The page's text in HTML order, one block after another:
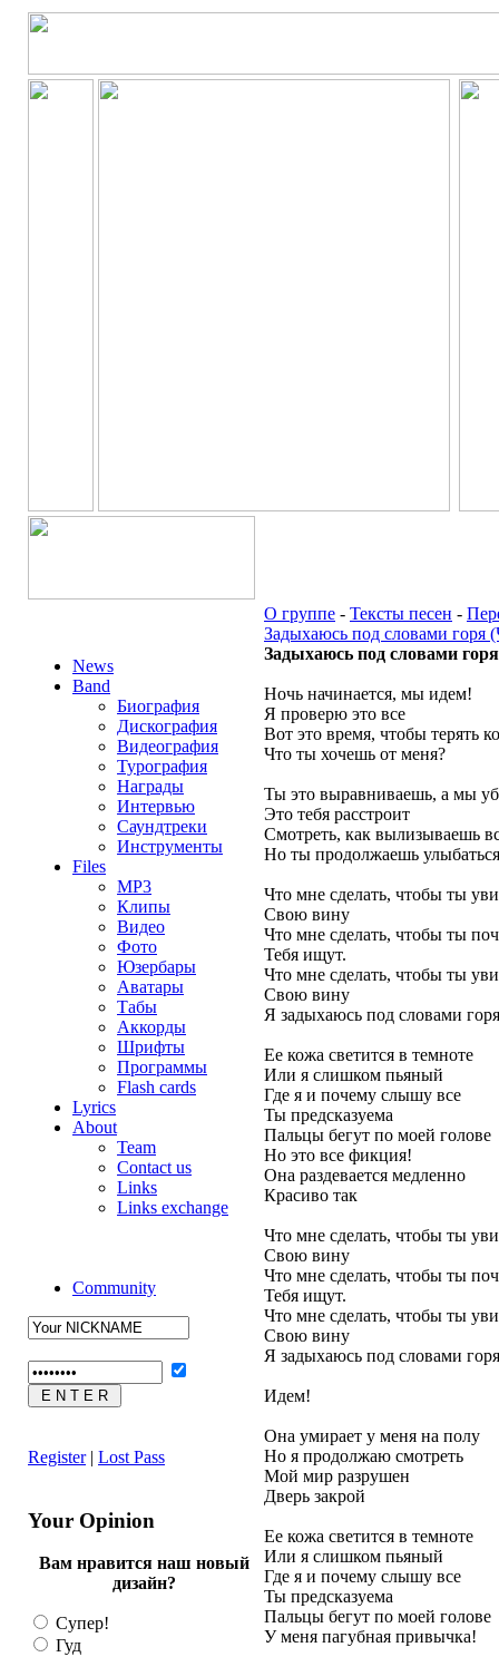
News
Band
Биография
Дискография
Видеография
Турография
Награды
Интервью
Саундтреки
Инструменты
Files
MP3
Клипы
Видео
Фото
Юзербары
Аватары
Табы
Аккорды
Шрифты
Программы
Flash cards
Lyrics
About
Team
Contact us
Links
Links exchange
Community
Register| Lost Pass
Your Opinion
Вам нравится наш новый
дизайн?
Супер!
Гуд
О группе - Тексты песен -
Задыхаюсь под словами горя
Задыхаюсь под словами
Ночь начинается, мы идем!
Я проверю это все
Вот это время, чтобы терять
Что ты хочешь от меня?
Ты это выравниваешь, а мы
Это тебя расстроит
Смотреть, как вылизываешь
Но ты продолжаешь улыбаться
Что мне сделать, чтобы ты
Свою вину
Что мне сделать, чтобы ты
Тебя ищут.
Что мне сделать, чтобы ты
Свою вину
Я задыхаюсь под словами горя
Ее кожа светится в темноте
Или я слишком пьяный
Где я и почему слышу все
Ты предсказуема
Пальцы бегут по моей голове
Но это все фикция!
Она раздевается медленно
Красиво так
Что мне сделать, чтобы ты
Свою вину
Что мне сделать, чтобы ты
Тебя ищут.
Что мне сделать, чтобы ты
Свою вину
Я задыхаюсь под словами горя
Идем!
Она умирает у меня на полу
Но я продолжаю смотреть
Мой мир разрушен
Дверь закрой
Ее кожа светится в темноте
Или я слишком пьяный
Где я и почему слышу все
Ты предсказуема
Пальцы бегут по моей голове
У меня пагубная привычка!